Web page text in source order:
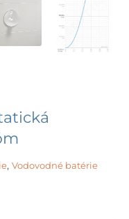
, Vodovodné batérie